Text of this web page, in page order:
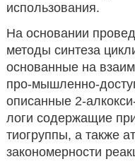
использования.
На основании
методы синтеза
основанные на
про-мышленно-
описанные 2-
логи содержащие
тиогруппы, а также
закономерности